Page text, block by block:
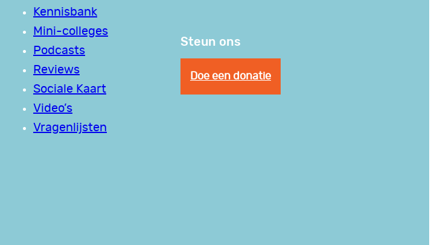
Kennisbank
Mini-colleges
Podcasts
Reviews
Sociale Kaart
Video’s
Vragenlijsten
Steun ons
Doe een donatie